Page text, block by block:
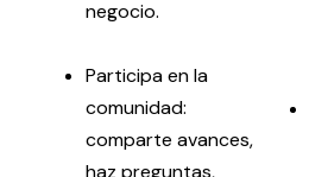
negocio.
Participa en la
comunidad:
comparte avances,
haz preguntas,